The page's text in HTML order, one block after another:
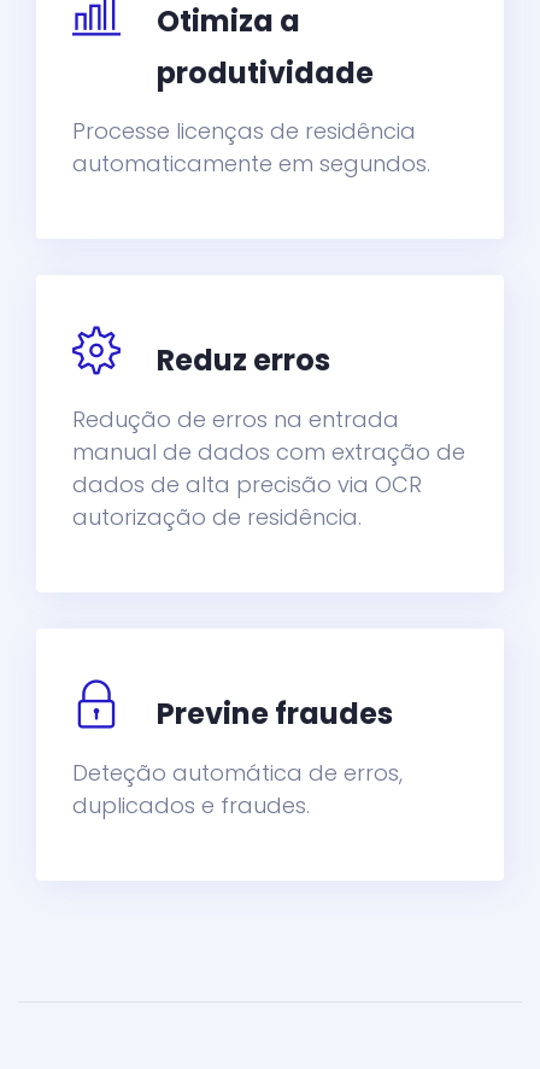
Otimiza a
produtividade
Processe licenças de residência
automaticamente em segundos.
Reduz erros
Redução de erros na entrada
manual de dados com extração de
dados de alta precisão via OCR
autorização de residência.
Previne fraudes
Deteção automática de erros,
duplicados e fraudes.